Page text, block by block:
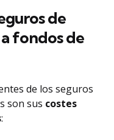
de
fondos de
de los seguros
son sus costes
: